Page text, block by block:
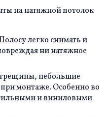
на натяжной потолок
легко снимать и
ни натяжное
небольшие
монтаже. Особенно во
и виниловыми